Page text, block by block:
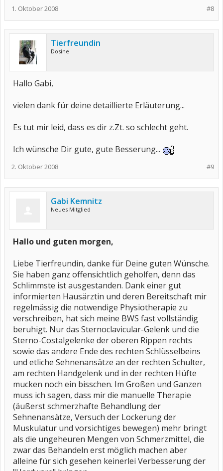
#8
1. Oktober 2008
Tierfreundin
Dosine
Hallo Gabi,
vielen dank für deine detaillierte Erläuterung...
Es tut mir leid, dass es dir z.Zt. so schlecht geht.
Ich wünsche Dir gute, gute Besserung...
#9
2. Oktober 2008
Gabi Kemnitz
Neues Mitglied
Hallo und guten morgen,
Liebe Tierfreundin, danke für Deine guten Wünsche.
Sie haben ganz offensichtlich geholfen, denn das
Schlimmste ist ausgestanden. Dank einer gut
informierten Hausärztin und deren Bereitschaft mir
regelmässig die notwendige Physiotherapie zu
verschreiben, hat sich meine BWS fast vollständig
beruhigt. Nur das Sternoclavicular-Gelenk und die
Sterno-Costalgelenke der oberen Rippen rechts
sowie das andere Ende des rechten Schlüsselbeins
und etliche Sehnenansätze an der rechten Schulter,
am rechten Handgelenk und in der rechten Hüfte
mucken noch ein bisschen. Im Großen und Ganzen
muss ich sagen, dass mir die manuelle Therapie
(äußerst schmerzhafte Behandlung der
Sehnenansätze, Versuch der Lockerung der
Muskulatur und vorsichtiges bewegen) mehr bringt
als die ungeheuren Mengen von Schmerzmittel, die
zwar das Behandeln erst möglich machen aber
alleine für sich gesehen keinerlei Verbesserung der